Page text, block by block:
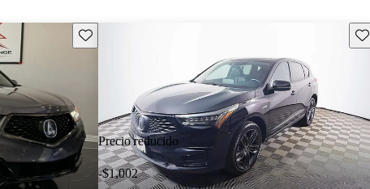
Guarda este Aviso
Precio reducido
-$1,002